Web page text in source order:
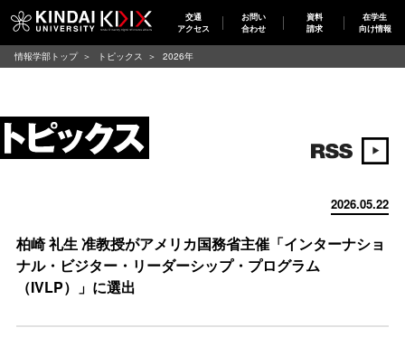
交通
アクセス
お問い
合わせ
資料
請求
在学生
向け情報
2026.05.22
柏崎 礼生 准教授がアメリカ国務省主催「インターナショ
ナル・ビジター・リーダーシップ・プログラム
（IVLP）」に選出
情報学部トップ トピックス 2026年